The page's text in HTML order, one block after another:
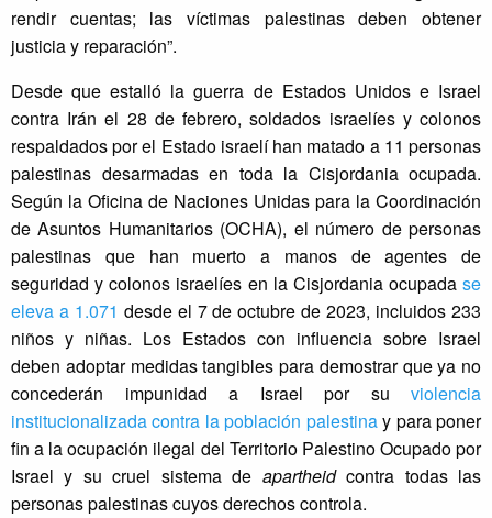
rendir cuentas; las víctimas palestinas deben obtener
justicia y reparación”.
Desde que estalló la guerra de Estados Unidos e Israel
contra Irán el 28 de febrero, soldados israelíes y colonos
respaldados por el Estado israelí han matado a 11 personas
palestinas desarmadas en toda la Cisjordania ocupada.
Según la Oficina de Naciones Unidas para la Coordinación
de Asuntos Humanitarios (OCHA), el número de personas
palestinas que han muerto a manos de agentes de
seguridad y colonos israelíes en la Cisjordania ocupada se
eleva a 1.071 desde el 7 de octubre de 2023, incluidos 233
niños y niñas. Los Estados con influencia sobre Israel
deben adoptar medidas tangibles para demostrar que ya no
concederán impunidad a Israel por su violencia
institucionalizada contra la población palestinay para poner
fin a la ocupación ilegal del Territorio Palestino Ocupado por
Israel y su cruel sistema de apartheidcontra todas las
personas palestinas cuyos derechos controla.